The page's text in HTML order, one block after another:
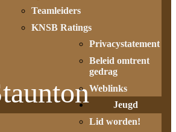
Teamleiders
KNSB Ratings
Privacystatement
Beleid omtrent
gedrag
Weblinks
Jeugd
Lid worden!